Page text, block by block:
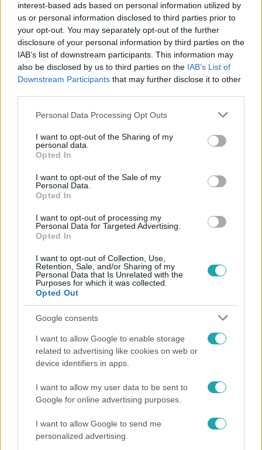
interest-based ads based on personal information utilized by
us or personal information disclosed to third parties prior to
your opt-out. You may separately opt-out of the further
disclosure of your personal information by third parties on the
IAB’s list of downstream participants. This information may
also be disclosed by us to third parties on the IAB’s List of
Downstream Participants that may further disclose it to other
Please note that this website/app uses one or more Google
not limited to your visit or usage behaviour. You may click to
grant or deny consent to Google and its third-party tags to
use your data for below specified purposes in below Google
consent section.
Personal Data Processing Opt Outs
I want to opt-out of the Sharing of my
personal data.
Opted In
I want to opt-out of the Sale of my
Personal Data.
Opted In
I want to opt-out of processing my
Personal Data for Targeted Advertising.
Opted In
I want to opt-out of Collection, Use,
Retention, Sale, and/or Sharing of my
Personal Data that Is Unrelated with the
Purposes for which it was collected.
Opted Out
Google consents
I want to allow Google to enable storage
related to advertising like cookies on web or
device identifiers in apps.
I want to allow my user data to be sent to
Google for online advertising purposes.
I want to allow Google to send me
personalized advertising.
Kövess minket, és értesülj a friss
hírekről a Facebookon is!
Követem
FÓKUSZ #VIDEÓ #ADÁSRÉSZLETEK
BAJNOKOK LIGÁJA DÖNTŐ
MEGNYITÓ #FELLÉPŐ
Népszerű